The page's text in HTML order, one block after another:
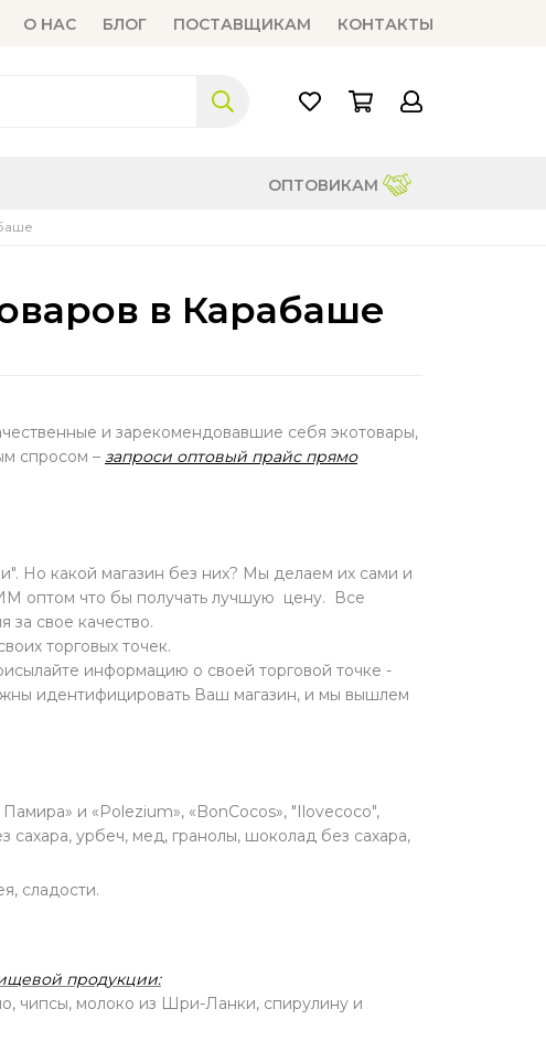
О НАС БЛОГ ПОСТАВЩИКАМ КОНТАКТЫ
ОПТОВИКАМ
в Карабаше
и зарекомендовавшие себя экотовары,
спросом – запроси оптовый прайс прямо
Но какой магазин без них? Мы делаем их сами и
оптом что бы получать лучшую цену. Все
за свое качество.
торговых точек.
информацию о своей торговой точке -
идентифицировать Ваш магазин, и мы вышлем
и «Polezium», «BonCocos», "Ilovecoco",
сахара, урбеч, мед, гранолы, шоколад без сахара,
сладости.
продукции:
чипсы, молоко из Шри-Ланки, спирулину и